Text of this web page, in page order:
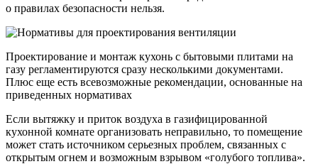
о правилах безопасности нельзя.
Проектирование и монтаж кухонь с бытовыми плитами на
газу регламентируются сразу несколькими документами.
Плюс еще есть всевозможные рекомендации, основанные на
приведенных нормативах
Если вытяжку и приток воздуха в газифицированной
кухонной комнате организовать неправильно, то помещение
может стать источником серьезных проблем, связанных с
открытым огнем и возможным взрывом «голубого топлива».